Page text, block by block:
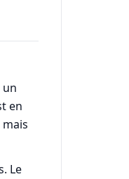
un
en
Le